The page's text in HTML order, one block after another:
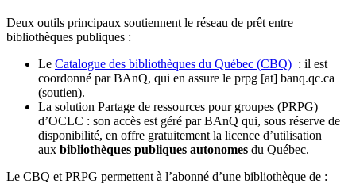
Deux outils principaux soutiennent le réseau de prêt entre
bibliothèques publiques :
Le Catalogue des bibliothèques du Québec (CBQ) : il est
coordonné par BAnQ, qui en assure le prpg [at] banq.qc.ca
(soutien).
La solution Partage de ressources pour groupes (PRPG)
d’OCLC : son accès est géré par BAnQ qui, sous réserve de
disponibilité, en offre gratuitement la licence d’utilisation
aux bibliothèques publiques autonomes du Québec.
Le CBQ et PRPG permettent à l’abonné d’une bibliothèque de :